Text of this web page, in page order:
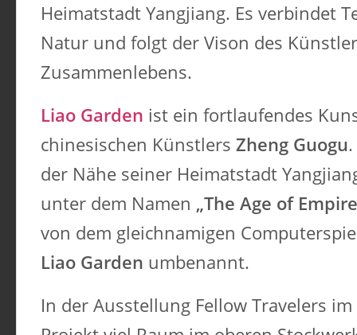
Heimatstadt Yangjiang. Es verbindet
Natur und folgt der Vison des
Zusammenlebens. ​
Liao Garden ist ein fortlaufendes
chinesischen Künstlers Zheng Guogu
der Nähe seiner Heimatstadt
unter dem Namen „The Age of
von dem gleichnamigen
Liao Garden umbenannt.
In der Ausstellung Fellow Travelers